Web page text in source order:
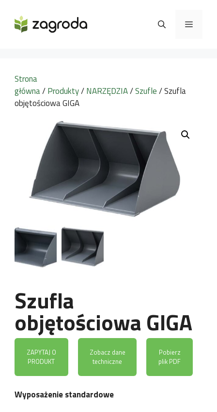
treści
MENU
Strona
główna/Produkty/NARZĘDZIA/Szufle/ Szufla
objętościowa GIGA
Szufla
objętościowa GIGA
ZAPYTAJ O
PRODUKT
Zobacz dane
techniczne
Pobierz
plik PDF
Wyposażenie standardowe